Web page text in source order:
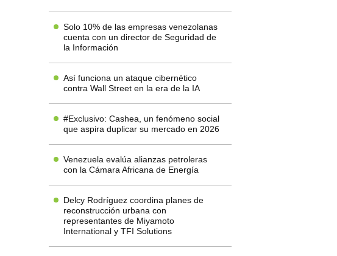
Solo 10% de las empresas venezolanas
cuenta con un director de Seguridad de
la Información
Así funciona un ataque cibernético
contra Wall Street en la era de la IA
#Exclusivo: Cashea, un fenómeno social
que aspira duplicar su mercado en 2026
Venezuela evalúa alianzas petroleras
con la Cámara Africana de Energía
Delcy Rodríguez coordina planes de
reconstrucción urbana con
representantes de Miyamoto
International y TFI Solutions